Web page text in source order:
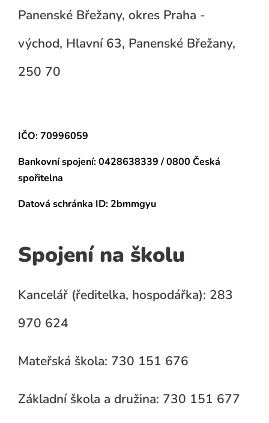
Panenské Břežany, okres Praha -
východ, Hlavní 63, Panenské Břežany,
250 70
IČO: 70996059
Bankovní spojení:0428638339 / 0800 Česká
spořitelna
Datová schránka ID: 2bmmgyu
Spojení na školu
Kancelář (ředitelka, hospodářka): 283
970 624
Mateřská škola: 730 151 676
Základní škola a družina: 730 151 677